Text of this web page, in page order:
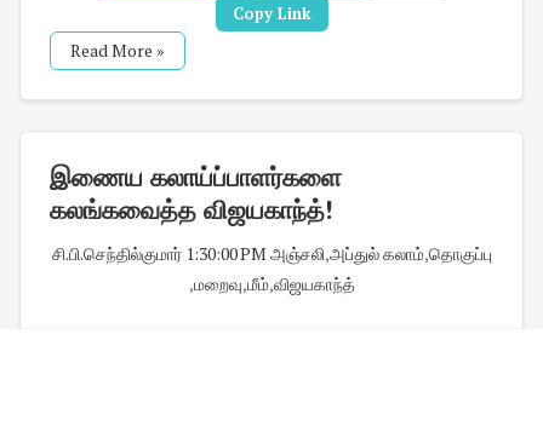
Copy Link
Read More »
இணைய கலாய்ப்பாளர்களை
கலங்கவைத்த விஜயகாந்த்!
சி.பி.செந்தில்குமார்· 1:30:00 PM அஞ்சலி,அப்துல் கலாம்,தொகுப்பு
,மறைவு,மீம்,விஜயகாந்த்